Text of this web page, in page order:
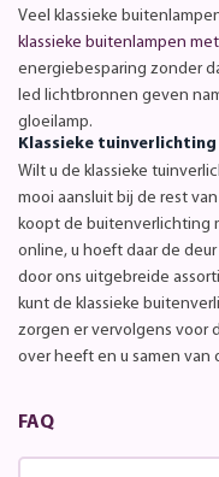
Veel klassieke
klassieke buitenlampen
energiebesparing zonder
led lichtbronnen geven
gloeilamp.
Klassieke
Wilt u de klassieke
mooi aansluit bij de rest
koopt de buitenverlichting
online, u hoeft daar de
door ons uitgebreide
kunt de klassieke
zorgen er vervolgens voor
over heeft en u samen
FAQ